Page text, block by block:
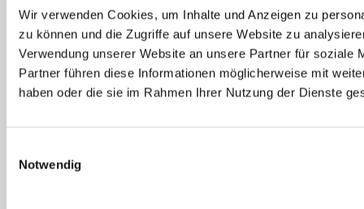
Wir verwenden Cookies, um Inhalte und Anzeigen zu
zu können und die Zugriffe auf unsere Website zu
Verwendung unserer Website an unsere Partner für soziale
Partner führen diese Informationen möglicherweise mit
haben oder die sie im Rahmen Ihrer Nutzung der Dienste
Notwendig
unserem
Sortiment
an
Küchen-
und